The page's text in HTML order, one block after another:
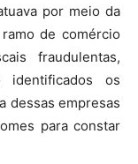
por meio da
de comércio
fraudulentas,
identificados os
dessas empresas
para constar